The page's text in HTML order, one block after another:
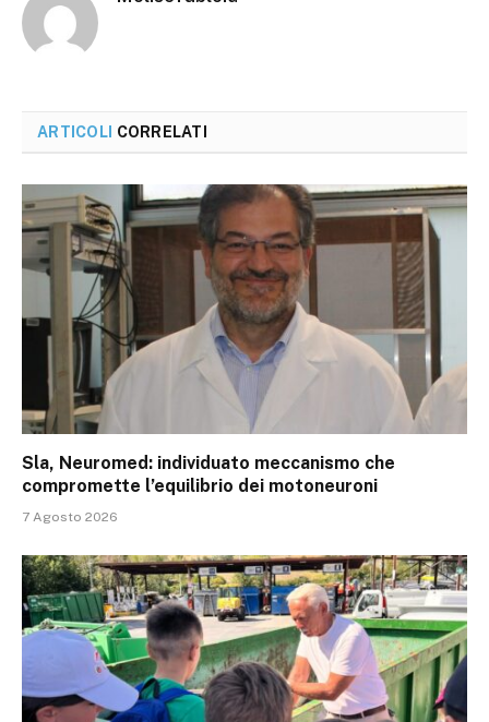
ARTICOLI CORRELATI
Sla, Neuromed: individuato meccanismo che
compromette l’equilibrio dei motoneuroni
7 Agosto 2026